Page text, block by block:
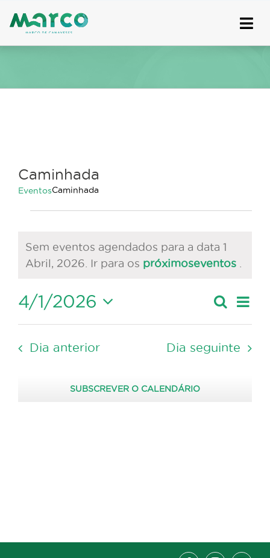
to
Caminhada
EventosCaminhada
Abril,
Aviso
Sem eventos agendados para a data 1
Abril, 2026. Ir para os próximoseventos
Navegação
de
pesquisa
Dia
4/1/2026
Selecione
data.
Dia anterior Dia seguinte
SUBSCREVER O CALENDÁRIO